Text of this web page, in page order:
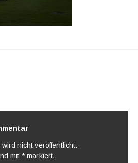
nicht veröffentlicht.
mit * markiert.